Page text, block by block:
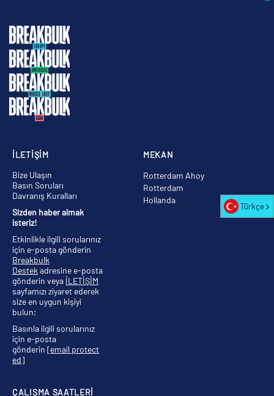
MEKAN
Rotterdam Ahoy
Rotterdam
Hollanda
ÇALIŞMA SAATLERİ
İLETİŞİM
Bize Ulaşın
Basın Soruları
Davranış Kuralları
Sizden haber almak
isteriz!
Etkinlikle ilgili sorularınız
için e-posta gönderin
Breakbulk
Destek adresine e-posta
gönderin veya İLETİŞİM
sayfamızı ziyaret ederek
size en uygun kişiyi
bulun;
Basınla ilgili sorularınız
için e-posta
gönderin [email protect
ed]
Türkçe